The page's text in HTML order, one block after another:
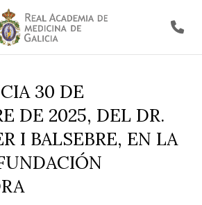
30 DE
DE 2025, DEL DR.
I BALSEBRE, EN LA